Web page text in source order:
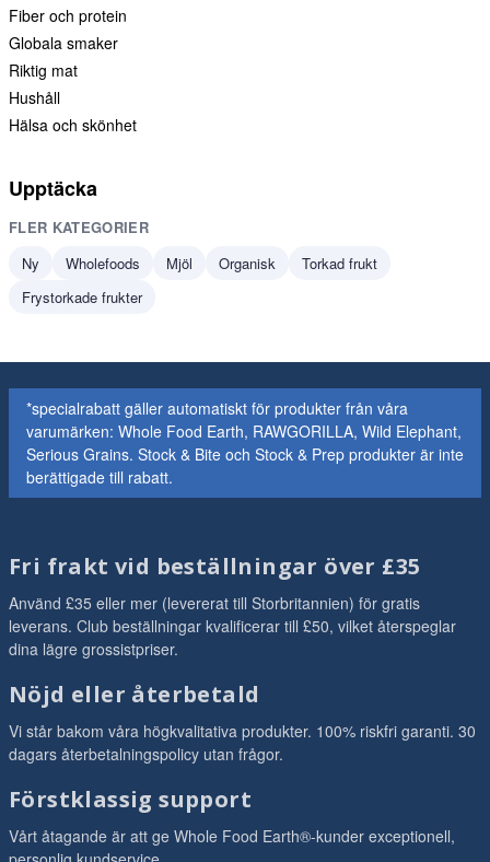
Fiber och protein
Globala smaker
Riktig mat
Hushåll
Hälsa och skönhet
Upptäcka
FLER KATEGORIER
Ny
Wholefoods Mjöl Organisk
Torkad frukt
Frystorkade frukter
*specialrabatt gäller automatiskt för produkter från våra
varumärken: Whole Food Earth, RAWGORILLA, Wild Elephant,
Serious Grains. Stock & Bite och Stock & Prep produkter är inte
berättigade till rabatt.
Fri frakt vid beställningar över £35
Använd £35 eller mer (levererat till Storbritannien) för gratis
leverans. Club beställningar kvalificerar till £50, vilket återspeglar
dina lägre grossistpriser.
Nöjd eller återbetald
Vi står bakom våra högkvalitativa produkter. 100% riskfri garanti. 30
dagars återbetalningspolicy utan frågor.
Förstklassig support
Vårt åtagande är att ge Whole Food Earth®-kunder exceptionell,